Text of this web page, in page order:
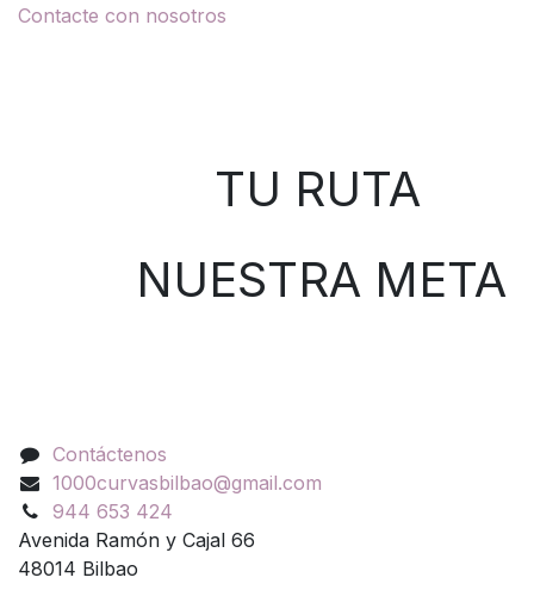
Contacte con nosotros
TU RUTA
NUESTRA META
Contáctenos
1000curvasbilbao@gmail.com
944 653 424
Avenida Ramón y Cajal 66
48014 Bilbao